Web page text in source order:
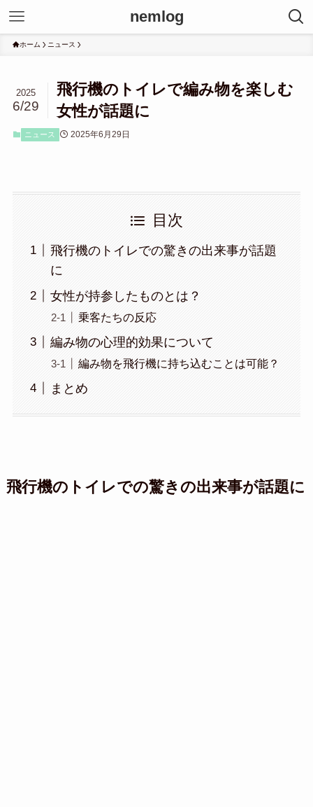
nemlog
ホーム ニュース
飛行機のトイレで編み物を楽しむ
女性が話題に
2025
6/29
ニュース 2025年6月29日
目次
飛行機のトイレでの驚きの出来事が話題
に
女性が持参したものとは？
乗客たちの反応
編み物の心理的効果について
編み物を飛行機に持ち込むことは可能？
まとめ
飛行機のトイレでの驚きの出来事が話題に